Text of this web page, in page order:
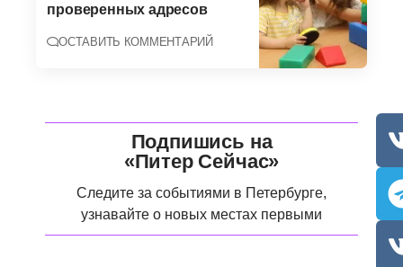
проверенных адресов
ОСТАВИТЬ КОММЕНТАРИЙ
Подпишись на
«Питер Сейчас»
Следите за событиями в Петербурге,
узнавайте о новых местах первыми